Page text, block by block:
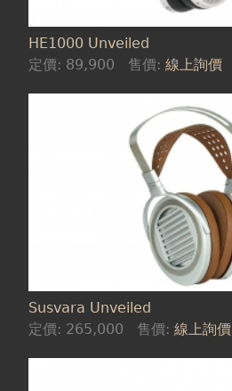
HE1000 Unveiled
定價: 89,900 售價:線上詢價
Susvara Unveiled
定價: 265,000 售價:線上詢價